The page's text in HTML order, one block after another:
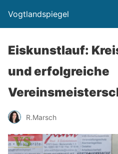
Vogtlandspiegel
Eiskunstlauf:
und erfolgreiche
R.Marsch